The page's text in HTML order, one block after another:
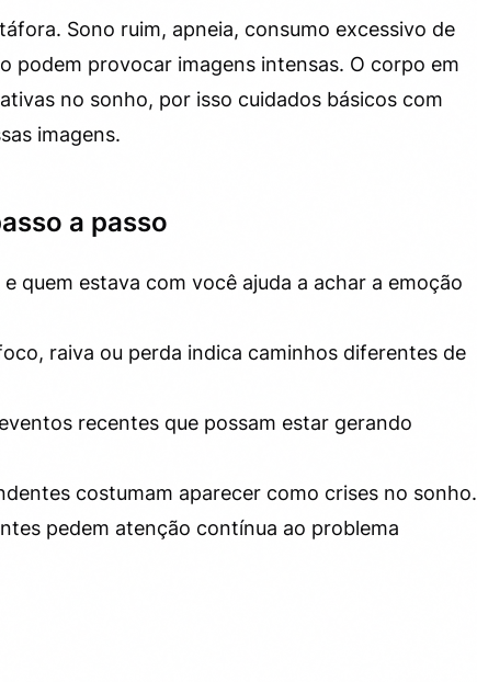
Sono ruim, apneia, consumo excessivo de
podem provocar imagens intensas. O corpo em
no sonho, por isso cuidados básicos com
imagens.
a passo
quem estava com você ajuda a achar a emoção
raiva ou perda indica caminhos diferentes de
recentes que possam estar gerando
costumam aparecer como crises no sonho.
pedem atenção contínua ao problema